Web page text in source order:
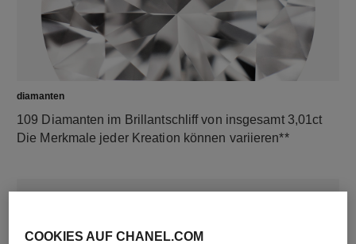
diamanten
109 Diamanten im Brillantschliff von insgesamt 3,01ct
Die Merkmale jeder Kreation können variieren**
COOKIES AUF CHANEL.COM